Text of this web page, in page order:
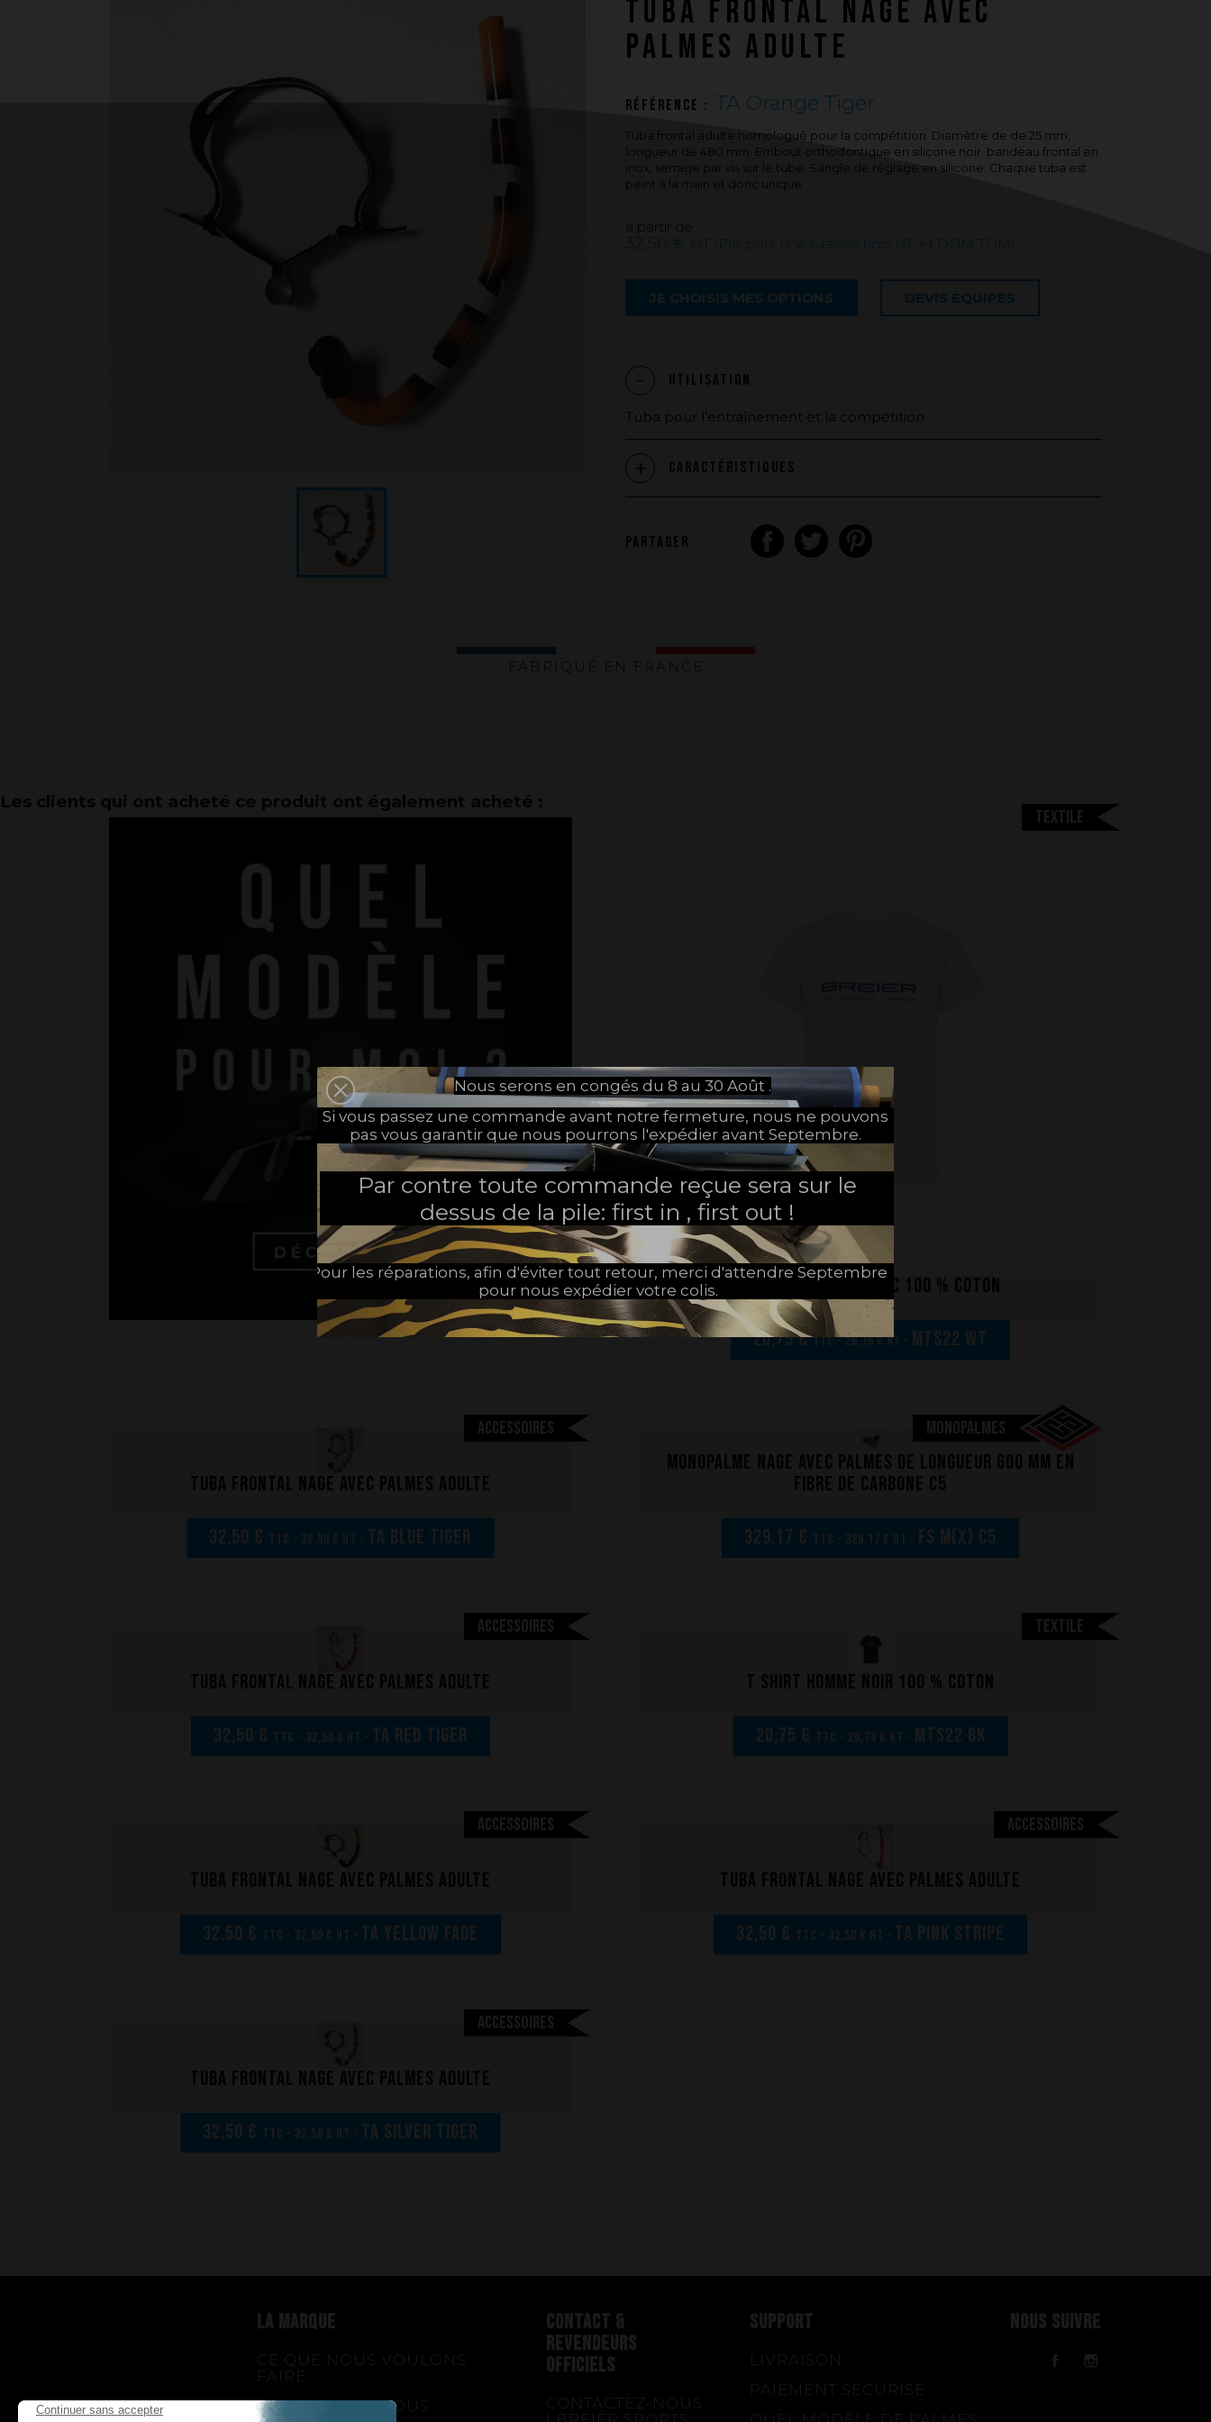
Tir sur cible
PUSH YOUR LIMITS
Une histoire d'innovations - Saison 3 :
Une histoire sans fin
Questions fréquentes sur les produits
et la fabrication
TUBA FRONTAL NAGE AVEC
PALMES ADULTE
Référence : TA Orange Tiger
Tuba frontal adulte homologué pour la compétition. Diamètre de de 25 mm,
longueur de 480 mm. Embout orthodontique en silicone noir. bandeau frontal en
inox, serrage par vis sur le tube. Sangle de réglage en silicone. Chaque tuba est
peint à la main et donc unique
à partir de
32,50 € HT (Prix pour une livraison hors UE et DOM TOM)
JE CHOISIS MES OPTIONS DEVIS ÉQUIPES
Utilisation
Tuba pour l’entraînement et la compétition
Caractéristiques
PARTAGER
FABRIQUÉ EN FRANCE
Textile
T Shirt homme blanc 100 % coton
20,75 €TTC - 20,75 € HT - MTS22 WT
Accessoires
Tuba frontal nage avec palmes adulte
32,50 € TTC - 32,50 € HT - TA Blue Tiger
MONOPALMES
Monopalme nage avec palmes de longueur 600 mm en
fibre de carbone C5
329,17 € TTC - 329,17 € HT - FS M(x) C5
Accessoires
Tuba frontal nage avec palmes adulte
32,50 € TTC - 32,50 € HT - TA Red Tiger
Textile
T Shirt homme noir 100 % coton
20,75 € TTC - 20,75 € HT - MTS22 BK
Accessoires
Tuba frontal nage avec palmes adulte
32,50 € TTC - 32,50 € HT - TA Yellow Fade
Accessoires
Tuba frontal nage avec palmes adulte
32,50 € TTC - 32,50 € HT - TA Pink Stripe
Accessoires
Tuba frontal nage avec palmes adulte
32,50 € TTC - 32,50 € HT - TA Silver Tiger
LA MARQUE
CE QUE NOUS VOULONS
FAIRE
CE QUE NOUS VOUS
CONTACT &
REVENDEURS
OFFICIELS
CONTACTEZ-NOUS
SUPPORT
LIVRAISON
PAIEMENT SÉCURISÉ
NOUS SUIVRE
Facebook
Nous serons en congés du 8 au 30 Août .
Si vous passez une commande avant notre fermeture, nous ne pouvons
pas vous garantir que nous pourrons l'expédier avant Septembre.
Par contre toute commande reçue sera sur le
dessus de la pile: first in , first out !
Pour les réparations, afin d'éviter tout retour, merci d'attendre Septembre
pour nous expédier votre colis.